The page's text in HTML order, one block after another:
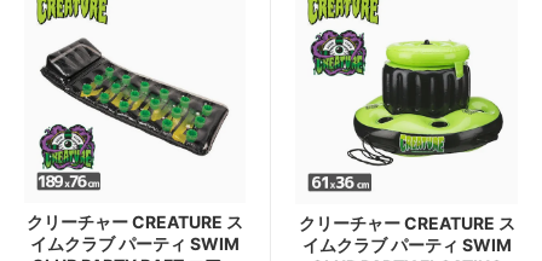
クリーチャー CREATURE ス
イムクラブ パーティ SWIM
クリーチャー CREATURE ス
イムクラブ パーティ SWIM